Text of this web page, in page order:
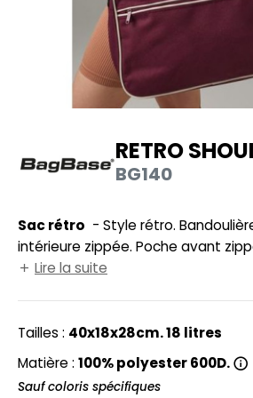
DE SERIE
VISIBILITE
MODULABLES
DE MAISON
IN EUROPE
YOUR BRAND
SI ON L'APPELAIT FRANCIS
HALES
RETRO
BG140
Sac rétro
intérieure zippée. Poche avant
d'impression : 34x13cm.
Lire la suite
Tailles : 40x18x28cm. 18 litres
Matière : 100% polyester 600D.
Sauf coloris spécifiques